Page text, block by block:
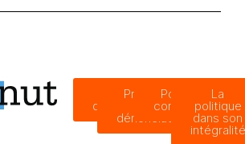
Code
d’éthique
Procédure
de
dénonciation
Politique de
confidentialité
La
politique
dans son
intégralité